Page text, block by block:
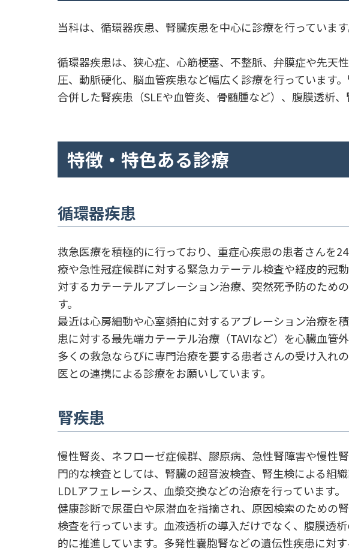
当科は、循環器疾患、腎臓疾患を中心に診療を行っています
循環器疾患は、狭心症、心筋梗塞、不整脈、弁膜症や先天
圧、動脈硬化、脳血管疾患など幅広く診療を行っています
合併した腎疾患（SLEや血管炎、骨髄腫など）、腹膜透析
特徴・特色ある診療
循環器疾患
救急医療を積極的に行っており、重症心疾患の患者さんを
療や急性冠症候群に対する緊急カテーテル検査や経皮的冠
対するカテーテルアブレーション治療、突然死予防のため
す。
最近は心房細動や心室頻拍に対するアブレーション治療を
患に対する最先端カテーテル治療（TAVIなど）を心臓血管
多くの救急ならびに専門治療を要する患者さんの受け入れ
医との連携による診療をお願いしています。
腎疾患
慢性腎炎、ネフローゼ症候群、膠原病、急性腎障害や慢性
門的な検査としては、腎臓の超音波検査、腎生検による組
LDLアフェレーシス、血漿交換などの治療を行っています。
健康診断で尿蛋白や尿潜血を指摘され、原因検索のための
検査を行っています。血液透析の導入だけでなく、腹膜透
的に推進しています。多発性嚢胞腎などの遺伝性疾患に対